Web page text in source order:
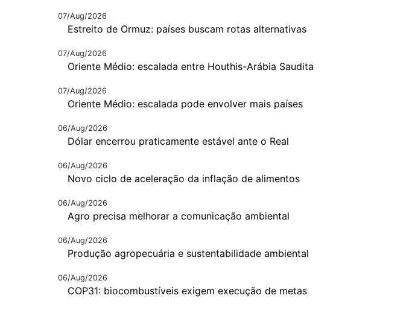
07/Aug/2026
Estreito de Ormuz: países buscam rotas alternativas
07/Aug/2026
Oriente Médio: escalada entre Houthis-Arábia Saudita
07/Aug/2026
Oriente Médio: escalada pode envolver mais países
06/Aug/2026
Dólar encerrou praticamente estável ante o Real
06/Aug/2026
Novo ciclo de aceleração da inflação de alimentos
06/Aug/2026
Agro precisa melhorar a comunicação ambiental
06/Aug/2026
Produção agropecuária e sustentabilidade ambiental
06/Aug/2026
COP31: biocombustíveis exigem execução de metas